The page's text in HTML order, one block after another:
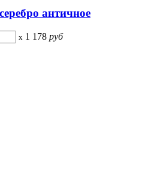
античное
x 1 178 руб